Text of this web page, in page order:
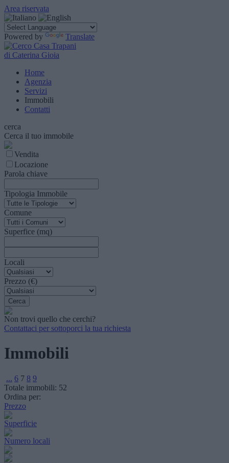
Area riservata
Powered by Translate
di Caterina Gioia
Home
Agenzia
Servizi
Immobili
Contatti
cerca
Cerca il tuo immobile
Vendita
Locazione
Parola chiave
Tipologia Immobile
Comune
Superfice (mq)
Locali
Prezzo (€)
Non trovi quello che cerchi?
Contattaci per sottoporci la tua richiesta
Immobili
... 6 7 8 9
Totale immobili: 52
Ordina per:
Prezzo
Superficie
Numero locali